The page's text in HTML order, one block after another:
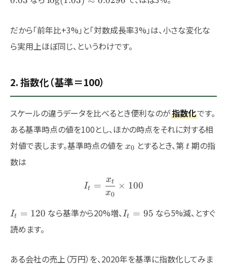
\approx
だから「前年比+3%」と「対数成長率3%」は、小さな変化な
ら実用上ほぼ同じ、というわけです。
2. 指数化（基準＝100）
スケールの違うデータを比べるとき便利なのが指数化です。
ある基準時点の値を100とし、ほかの時点をそれに対する相
対値で表します。基準時点の値を x_0
x0 とするとき、第t
t 期の指
数は
I_t = \frac{x_t}{x_0}
It =
x0
xt × 100
I_t
120
It = 120 なら基準から20%増、I_t
It = 95 なら5%減、とすぐ
読めます。
ある会社の売上（万円）を、2020年を基準に指数化してみま